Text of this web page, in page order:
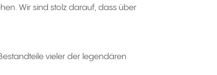
Wir sind stolz darauf, dass über
vieler der legendären